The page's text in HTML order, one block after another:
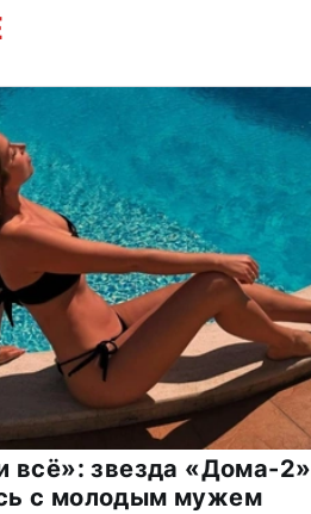
всё»: звезда «Дома-2»
с молодым мужем